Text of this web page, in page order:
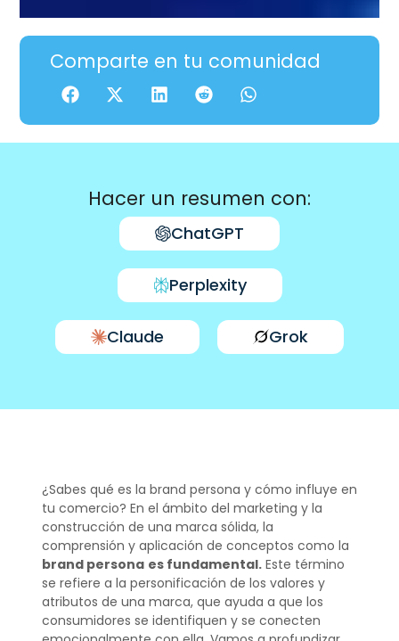
Comparte en tu comunidad
Hacer un resumen con:
ChatGPT
Perplexity
Claude Grok
¿Sabes qué es la brand persona y cómo influye en
tu comercio? En el ámbito del marketing y la
construcción de una marca sólida, la
comprensión y aplicación de conceptos como la
brand persona es fundamental.Este término
se refiere a la personificación de los valores y
atributos de una marca, que ayuda a que los
consumidores se identifiquen y se conecten